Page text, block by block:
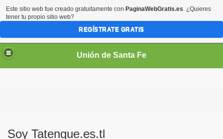
Unión de Santa Fe
Soy Tatengue.es.tl
Este sitio web fue creado gratuitamente con PaginaWebGratis.es. ¿Quieres
tener tu propio sitio web?
REGÍSTRATE GRATIS